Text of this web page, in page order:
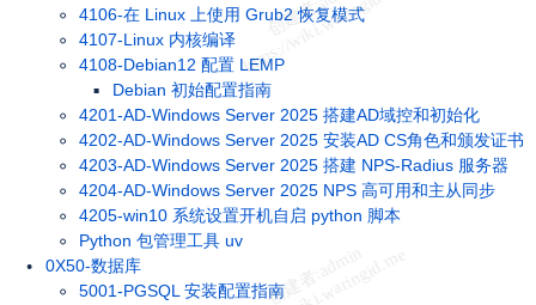
4106-在 Linux 上使用 Grub2 恢复模式
4107-Linux 内核编译
4108-Debian12 配置 LEMP
Debian 初始配置指南
4201-AD-Windows Server 2025 搭建AD域控和初始化
4202-AD-Windows Server 2025 安装AD CS角色和颁发证书
4203-AD-Windows Server 2025 搭建 NPS-Radius 服务器
4204-AD-Windows Server 2025 NPS 高可用和主从同步
4205-win10 系统设置开机自启 python 脚本
Python 包管理工具 uv
0X50-数据库
5001-PGSQL 安装配置指南